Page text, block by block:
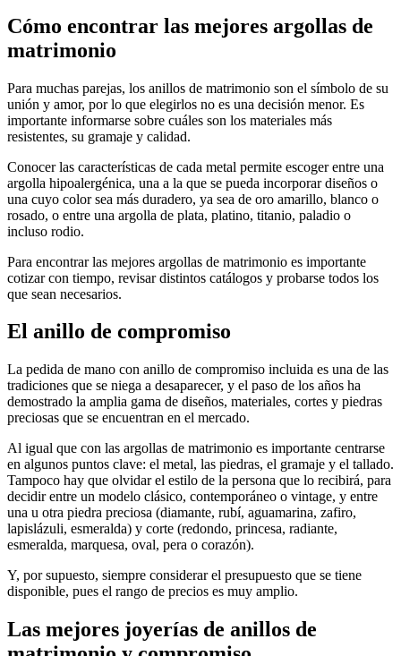
Cómo encontrar las mejores argollas de
matrimonio
Para muchas parejas, los anillos de matrimonio son el símbolo de su
unión y amor, por lo que elegirlos no es una decisión menor. Es
importante informarse sobre cuáles son los materiales más
resistentes, su gramaje y calidad.
Conocer las características de cada metal permite escoger entre una
argolla hipoalergénica, una a la que se pueda incorporar diseños o
una cuyo color sea más duradero, ya sea de oro amarillo, blanco o
rosado, o entre una argolla de plata, platino, titanio, paladio o
incluso rodio.
Para encontrar las mejores argollas de matrimonio es importante
cotizar con tiempo, revisar distintos catálogos y probarse todos los
que sean necesarios.
El anillo de compromiso
La pedida de mano con anillo de compromiso incluida es una de las
tradiciones que se niega a desaparecer, y el paso de los años ha
demostrado la amplia gama de diseños, materiales, cortes y piedras
preciosas que se encuentran en el mercado.
Al igual que con las argollas de matrimonio es importante centrarse
en algunos puntos clave: el metal, las piedras, el gramaje y el tallado.
Tampoco hay que olvidar el estilo de la persona que lo recibirá, para
decidir entre un modelo clásico, contemporáneo o vintage, y entre
una u otra piedra preciosa (diamante, rubí, aguamarina, zafiro,
lapislázuli, esmeralda) y corte (redondo, princesa, radiante,
esmeralda, marquesa, oval, pera o corazón).
Y, por supuesto, siempre considerar el presupuesto que se tiene
disponible, pues el rango de precios es muy amplio.
Las mejores joyerías de anillos de